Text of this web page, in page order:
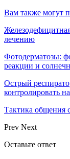
Вам также могут
лечению
Фотодерматозы:
реакции и
Острый
контролировать
Тактика общения
Prev Next
Оставьте ответ